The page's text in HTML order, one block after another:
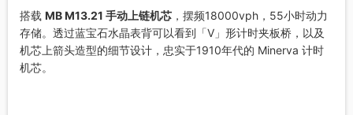
搭载 MB M13.21 手动上链机芯 ，摆频18000vph，55小时动力
存储。透过蓝宝石水晶表背可以看到「V」形计时夹板桥，以及
机芯上箭头造型的细节设计，忠实于1910年代的 Minerva 计时
机芯。